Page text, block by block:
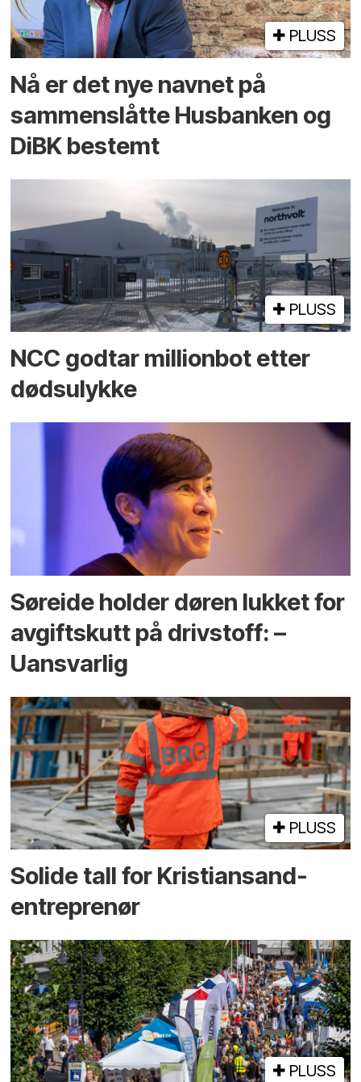
PLUSS
Nå er det nye navnet på
sammenslåtte Husbanken og
DiBK bestemt
PLUSS
NCC godtar millionbot etter
dødsulykke
Søreide holder døren lukket for
avgiftskutt på drivstoff: –
Uansvarlig
PLUSS
Solide tall for Kristiansand-
entreprenør
PLUSS